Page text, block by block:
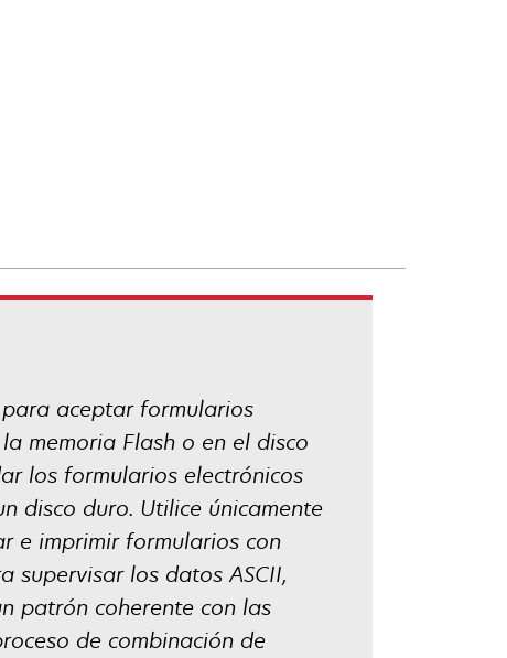
aceptar formularios
memoria Flash o en el disco
los formularios electrónicos
disco duro. Utilice únicamente
e imprimir formularios con
supervisar los datos ASCII,
patrón coherente con las
de combinación de